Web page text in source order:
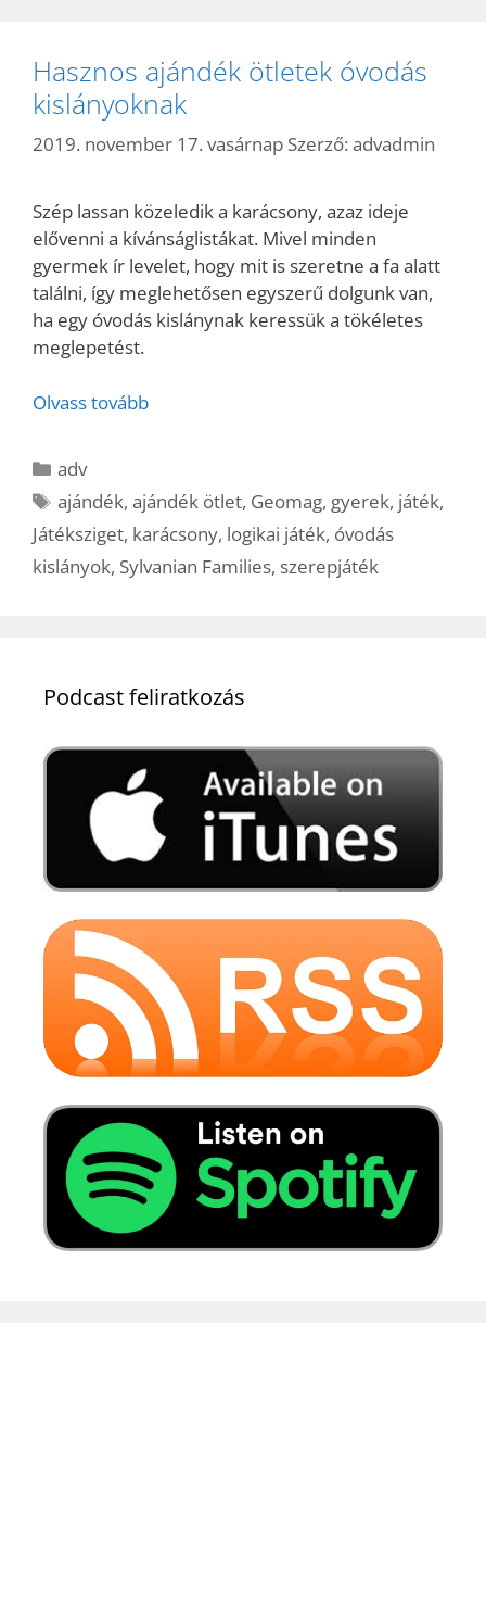
Hasznos ajándék ötletek óvodás
kislányoknak
2019. november 17. vasárnap Szerző: advadmin
Szép lassan közeledik a karácsony, azaz ideje
elővenni a kívánságlistákat. Mivel minden
gyermek ír levelet, hogy mit is szeretne a fa alatt
találni, így meglehetősen egyszerű dolgunk van,
ha egy óvodás kislánynak keressük a tökéletes
meglepetést.
Olvass tovább
Kategória
adv
Címkék
ajándék,ajándék ötlet, Geomag, gyerek, játék,
Játéksziget, karácsony, logikai játék, óvodás
kislányok, Sylvanian Families, szerepjáték
Podcast feliratkozás